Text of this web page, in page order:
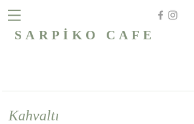
SARPİKO CAFE
Kahvaltı